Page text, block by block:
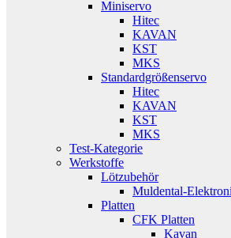
Miniservo
Hitec
KAVAN
KST
MKS
Standardgrößenservo
Hitec
KAVAN
KST
MKS
Test-Kategorie
Werkstoffe
Lötzubehör
Muldental-
Platten
CFK Platten
Kavan